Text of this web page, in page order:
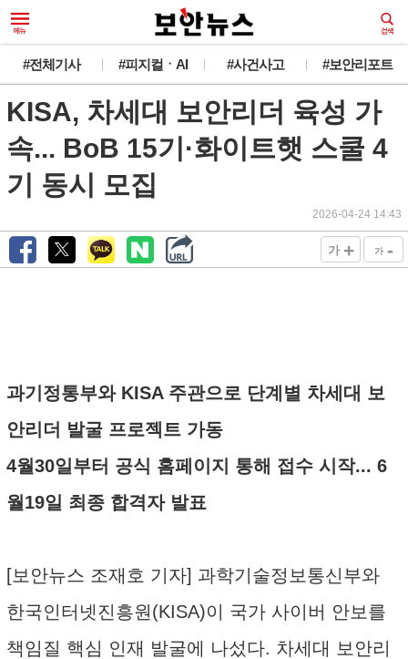
#전체기사 #피지컬ㆍAI #사건사고 #보안리포트
KISA, 차세대 보안리더 육성 가
속... BoB 15기·화이트햇 스쿨 4
기 동시 모집
2026-04-24 14:43
가 + 가 -
과기정통부와 KISA 주관으로 단계별 차세대 보
안리더 발굴 프로젝트 가동
4월30일부터 공식 홈페이지 통해 접수 시작... 6
월19일 최종 합격자 발표
[보안뉴스 조재호 기자] 과학기술정보통신부와
한국인터넷진흥원(KISA)이 국가 사이버 안보를
책임질 핵심 인재 발굴에 나섰다. 차세대 보안리